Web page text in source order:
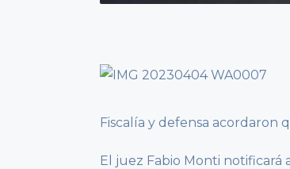
Fiscalía y defensa acordaron
El juez Fabio Monti notificará